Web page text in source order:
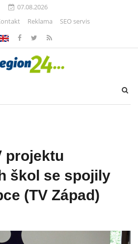
07.08.2026
Reklama SEO servis
projektu
škol se spojily
(TV Západ)